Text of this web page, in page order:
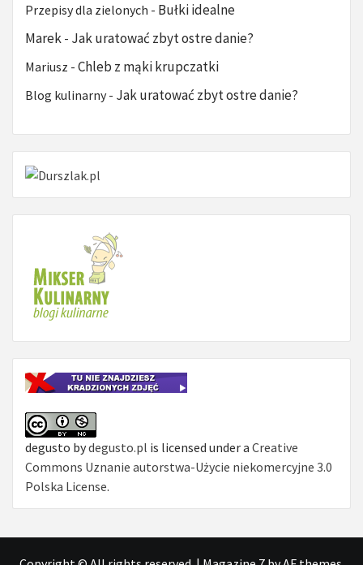
Przepisy dla zielonych - Bułki idealne
Marek - Jak uratować zbyt ostre danie?
Mariusz - Chleb z mąki krupczatki
Blog kulinarny- Jak uratować zbyt ostre danie?
degusto bydegusto.pl is licensed under a Creative
Commons Uznanie autorstwa-Użycie niekomercyjne 3.0
Polska License.